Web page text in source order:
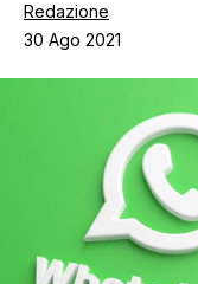
Redazione
30 Ago 2021